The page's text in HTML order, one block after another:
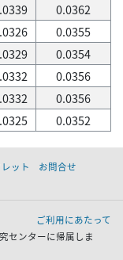
0.0362
0.0355
0.0354
0.0356
0.0356
0.0352
ット
お問合せ
ご利用にあたって
センターに帰属しま